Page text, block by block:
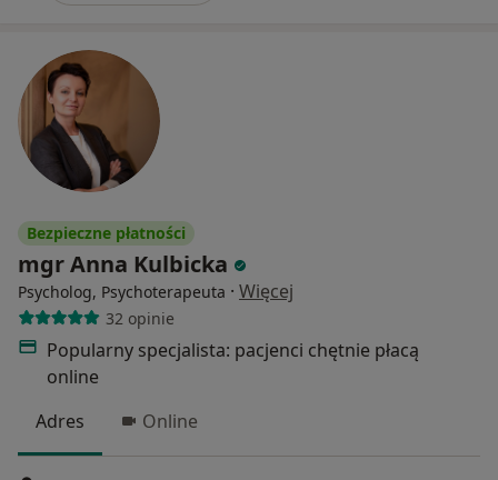
Bezpieczne płatności
mgr Anna Kulbicka
Psycholog, Psychoterapeuta · Więcej
32 opinie
Popularny specjalista: pacjenci chętnie płacą
online
Adres
Online